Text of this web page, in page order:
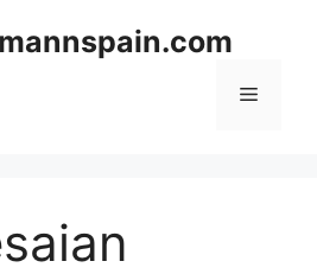
Menu